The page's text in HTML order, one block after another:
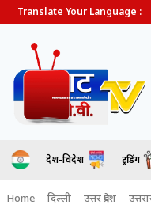
Translate Your Language :
देश-विदेश ट्रेंडिंग
Home दिल्ली उत्तर प्रदेश